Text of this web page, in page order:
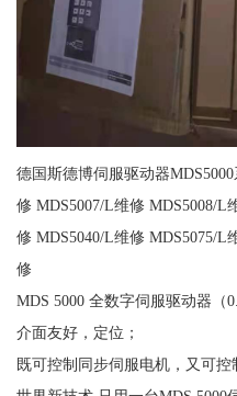
德国斯德博伺服驱动器
修 MDS5007/L维修 MDS5008/L
修 MDS5040/L维修 MDS5075/L
修
MDS 5000 全数字伺服驱动器（
介面友好，定位；
既可控制同步伺服电机，又可控